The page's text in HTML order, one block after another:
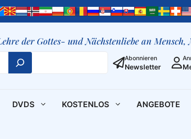
der Gottes- und Nächstenliebe an
Abonnieren
Newsletter
DVDS KOSTENLOS ANGEBOTE